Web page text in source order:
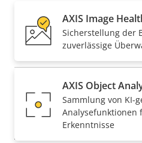
Security
Eigentumsbeschreibung
Signiertes OS
Secure Boot
Allgemein
AXIS Image
Sicherstellung der
zuverlässige
AXIS Object
Sammlung von KI-
Analysefunktionen
Erkenntnisse